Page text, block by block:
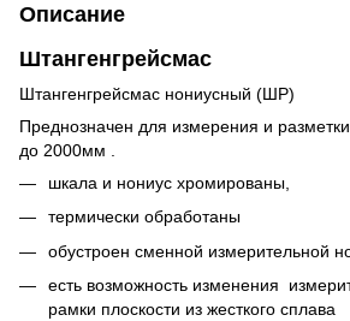
Описание
Штангенгрейсмас
Штангенгрейсмас нониусный (ШР)
Преднозначен для измерения и
до 2000мм .
шкала и нониус хромированы,
термически обработаны
обустроен сменной измерительной
есть возможность изменения
рамки плоскости из жесткого сплава